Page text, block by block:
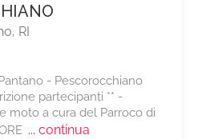
RI
- Pescorocchiano
partecipanti ** -
moto a cura del Parroco di
... continua